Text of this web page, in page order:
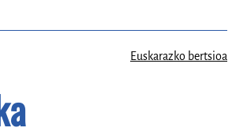
Euskarazko bertsioa